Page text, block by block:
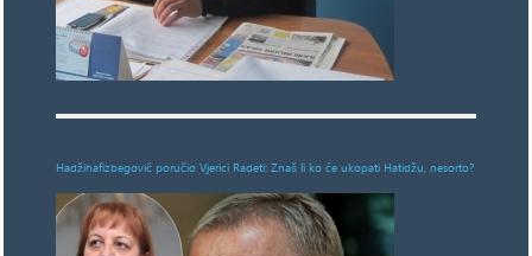
Hadžihafizbegović poručio Vjerici Radeti: Znaš li ko će ukopati Hatidžu, nesorto?